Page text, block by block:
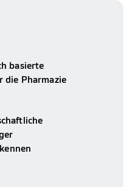
basierte
die Pharmazie